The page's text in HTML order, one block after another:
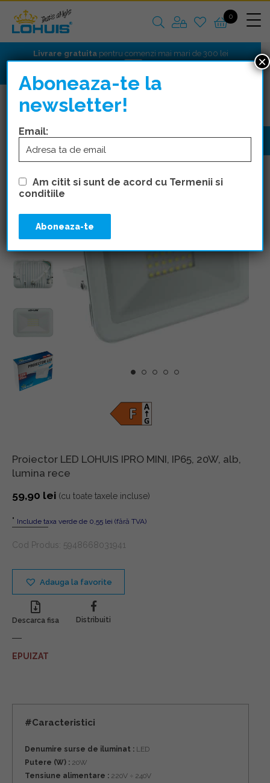
0
Livrare gratuitapentru comenzi mai mari de 300 lei
CORPURI DE ILUMINAT
PROIECTOARE
Proiector LED LOHUIS IPRO MINI, IP65, 20W, alb,
lumina rece
59,90 lei (cu toate taxele incluse)
" Include taxa verde de 0,55 lei (fără TVA)
Cod Produs: 5948668031941
Adauga la favorite
Descarca fisa Distribuiti
EPUIZAT
#Caracteristici
Denumire surse de iluminat : LED
Putere (W) : 20W
Tensiune alimentare : 220V ÷ 240V
Aboneaza-te la
newsletter!
Email:
Am citit si sunt de acord cu Termenii si
conditiile
×